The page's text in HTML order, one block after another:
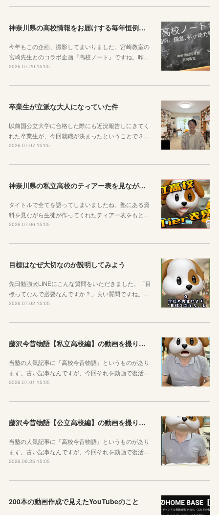
神奈川県の高校情報をお届けする毎年恒例のコラボ企画のお知らせ
今年もこの企画、撮影してまいりました。宮崎教室の
宮崎先生とのコラボ企画『高校ノート』ですね。昨…
2026.07.20 15:05
卒業生が立派な大人になっていた件
以前国公立大学に合格した際にも近況報告しにきてく
れた卒業生が、今回就職が決まったということで３…
2026.07.07 15:05
神奈川県の私立高校のティアー表を見ながら話す動画を作りました！
タイトルで全てを語ってしまいましたね。塾にある資
料を見ながら生徒が作ってくれたティアー表をもと…
2026.07.06 15:05
目標はなぜ大切なのか説明してみよう
先日勉強犬LINEにこんな質問をいただきました。「目
標ってなんで必要なんですか？」良い質問ですね。…
2026.07.02 15:05
藤沢今昔物語【私立高校編】の動画を撮りました！
当塾の人気記事に『高校今昔物語』というものがあり
ます。古い記事なんですが、今回それを動画で復活…
2026.07.01 15:05
藤沢今昔物語【公立高校編】の動画を撮りました！
当塾の人気記事に『高校今昔物語』というものがあり
ます。古い記事なんですが、今回それを動画で復活…
2026.06.25 15:05
200本の動画作成で見えたYouTubeのこと